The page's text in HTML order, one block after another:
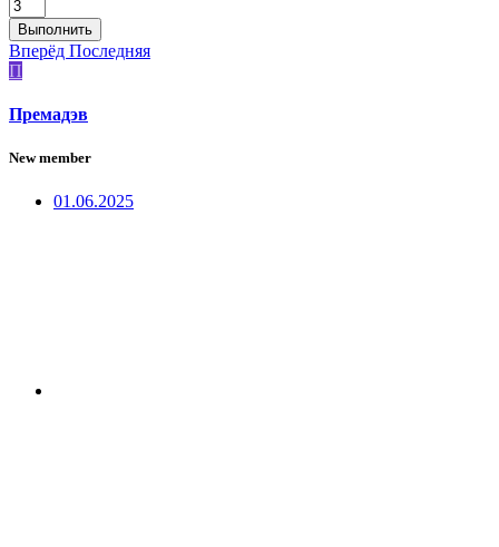
Выполнить
Вперёд Последняя
П
Премадэв
New member
01.06.2025